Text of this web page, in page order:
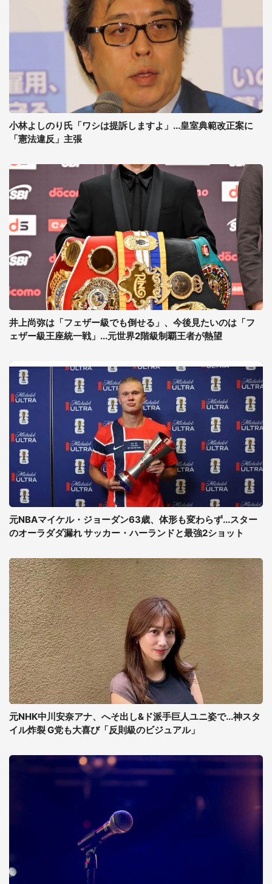
小林よしのり氏「ワシは提訴しますよ」...皇室典範改正案に
「憲法違反」主張
井上尚弥は「フェザー級でも倒せる」、今後見たいのは「フ
ェザー級王座統一戦」...元世界2階級制覇王者が熱望
元NBAマイケル・ジョーダン63歳、体形も変わらず...スター
のオーラダダ漏れ サッカー・ハーランドと最強2ショット
元NHK中川安奈アナ、へそ出し&ド派手巨人ユニ姿で...神スタ
イル炸裂 G党も大喜び「反則級のビジュアル」